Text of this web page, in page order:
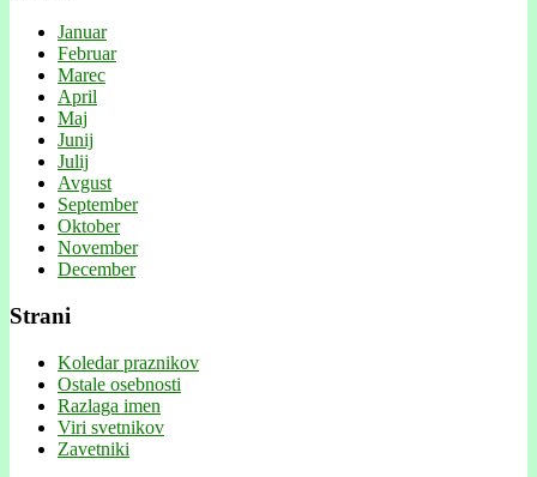
Januar
Februar
Marec
April
Maj
Junij
Julij
Avgust
September
Oktober
November
December
Strani
Koledar praznikov
Ostale osebnosti
Razlaga imen
Viri svetnikov
Zavetniki